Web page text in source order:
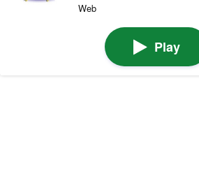
Web
Play